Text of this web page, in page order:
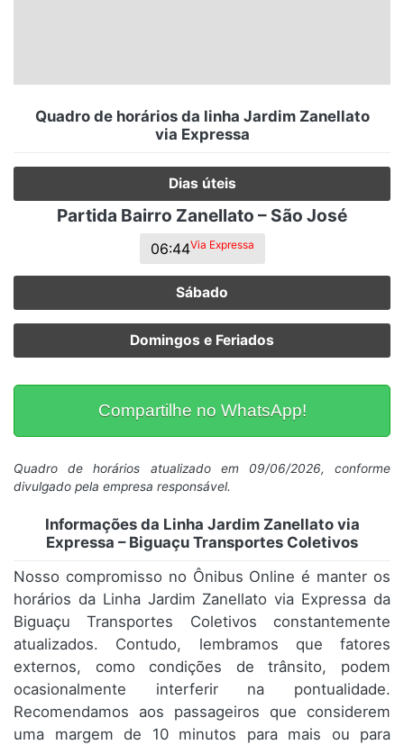
Quadro de horários da linha Jardim Zanellato
via Expressa
Dias úteis
Partida Bairro Zanellato – São José
06:44Via Expressa
Sábado
Domingos e Feriados
Compartilhe no WhatsApp!
Quadro de horários atualizado em 09/06/2026, conforme
divulgado pela empresa responsável.
Informações da Linha Jardim Zanellato via
Expressa – Biguaçu Transportes Coletivos
Nosso compromisso no Ônibus Online é manter os
horários da Linha Jardim Zanellato via Expressa da
Biguaçu Transportes Coletivos constantemente
atualizados. Contudo, lembramos que fatores
externos, como condições de trânsito, podem
ocasionalmente interferir na pontualidade.
Recomendamos aos passageiros que considerem
uma margem de 10 minutos para mais ou para